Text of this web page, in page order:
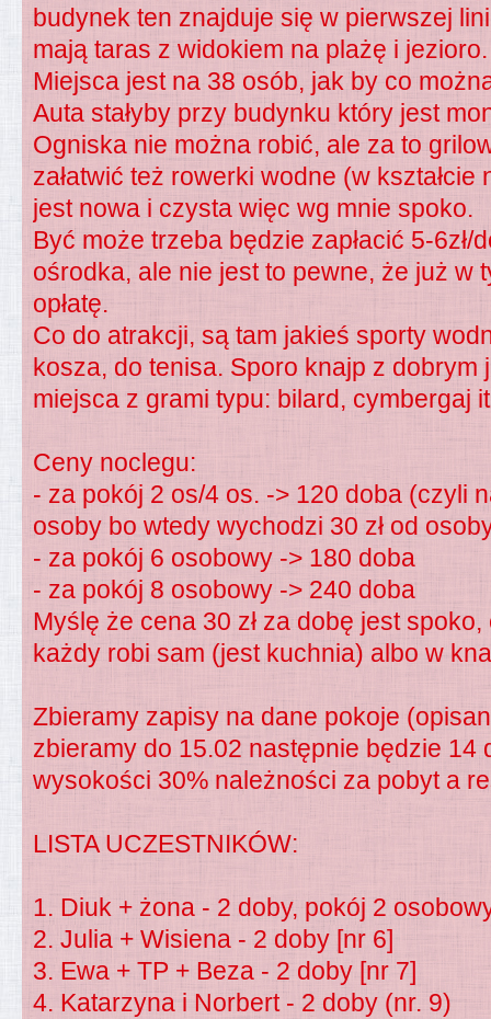
budynek ten znajduje się w pierwszej
mają taras z widokiem na plażę i jezioro.
Miejsca jest na 38 osób, jak by co
Auta stałyby przy budynku który jest
Ogniska nie można robić, ale za to
załatwić też rowerki wodne (w kształcie
jest nowa i czysta więc wg mnie spoko.
Być może trzeba będzie zapłacić 5-
ośrodka, ale nie jest to pewne, że już w
opłatę.
Co do atrakcji, są tam jakieś sporty
kosza, do tenisa. Sporo knajp z dobrym
miejsca z grami typu: bilard, cymbergaj
Ceny noclegu:
- za pokój 2 os/4 os. -> 120 doba (czyli
osoby bo wtedy wychodzi 30 zł od
- za pokój 6 osobowy -> 180 doba
- za pokój 8 osobowy -> 240 doba
Myślę że cena 30 zł za dobę jest
każdy robi sam (jest kuchnia) albo w
Zbieramy zapisy na dane pokoje
zbieramy do 15.02 następnie będzie 14
wysokości 30% należności za pobyt a
LISTA UCZESTNIKÓW:
1. Diuk + żona - 2 doby, pokój 2
2. Julia + Wisiena - 2 doby [nr 6]
3. Ewa + TP + Beza - 2 doby [nr 7]
4. Katarzyna i Norbert - 2 doby (nr. 9)